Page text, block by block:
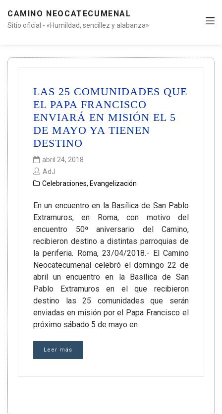
CAMINO NEOCATECUMENAL
Sitio oficial - «Humildad, sencillez y alabanza»
LAS 25 COMUNIDADES QUE
EL PAPA FRANCISCO
ENVIARÁ EN MISIÓN EL 5
DE MAYO YA TIENEN
DESTINO
abril 24, 2018
AdJ
Celebraciones, Evangelización
En un encuentro en la Basílica de San Pablo
Extramuros, en Roma, con motivo del
encuentro 50ª aniversario del Camino,
recibieron destino a distintas parroquias de
la periferia. Roma, 23/04/2018.- El Camino
Neocatecumenal celebró el domingo 22 de
abril un encuentro en la Basílica de San
Pablo Extramuros en el que recibieron
destino las 25 comunidades que serán
enviadas en misión por el Papa Francisco el
próximo sábado 5 de mayo en
Leer más